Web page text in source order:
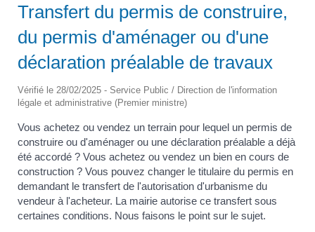
Transfert du permis de construire,
du permis d'aménager ou d'une
déclaration préalable de travaux
Vérifié le 28/02/2025 - Service Public / Direction de l'information
légale et administrative (Premier ministre)
Vous achetez ou vendez un terrain pour lequel un permis de
construire ou d'aménager ou une déclaration préalable a déjà
été accordé ? Vous achetez ou vendez un bien en cours de
construction ? Vous pouvez changer le titulaire du permis en
demandant le transfert de l'autorisation d'urbanisme du
vendeur à l'acheteur. La mairie autorise ce transfert sous
certaines conditions. Nous faisons le point sur le sujet.